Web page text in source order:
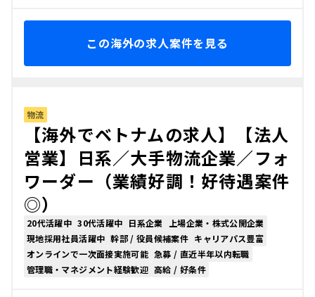
この海外の求人案件を見る
物流
【海外でベトナムの求人】【法人
営業】日系／大手物流企業／フォ
ワーダー（業績好調！好待遇案件
◎）
20代活躍中 30代活躍中 日系企業
上場企業・株式公開企業
現地採用社員活躍中 幹部 / 役員候補案件 キャリアパス豊富
オンラインで一次面接実施可能 急募 / 直近半年以内転職
管理職・マネジメント経験歓迎 高給 / 好条件